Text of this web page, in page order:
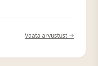
Vaata arvustust →